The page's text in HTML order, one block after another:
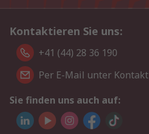
Kontaktieren Sie uns:
+41 (44) 28 36 190
Per E-Mail unter Kontakt
Sie finden uns auch auf: